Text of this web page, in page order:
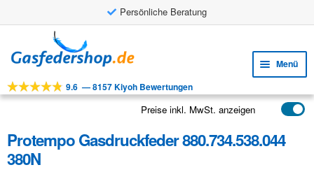
Persönliche Beratung
Navigation
springen
Inhalt
springen
Menü
Werkzeuge
Anwendungen
9.6 —8157 Kiyoh Bewertungen
Preise inkl. MwSt. anzeigen
Protempo Gasdruckfeder 880.734.538.044
380N